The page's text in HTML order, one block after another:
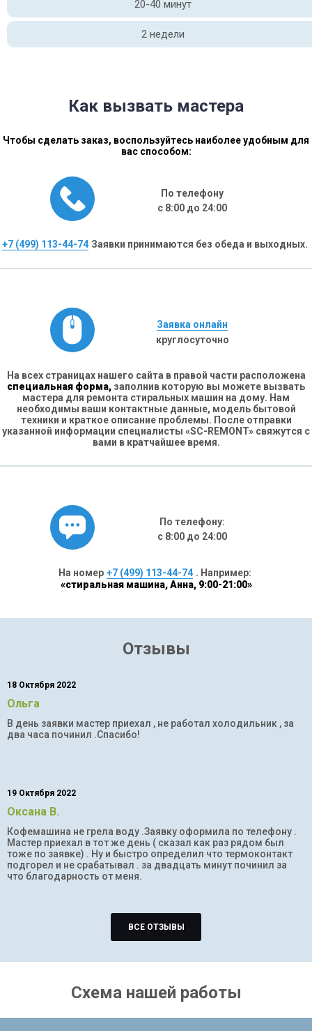
20-40 минут
2 недели
Как вызвать мастера
Чтобы сделать заказ, воспользуйтесь наиболее удобным для
вас способом:
По телефону
с 8:00 до 24:00
+7 (499) 113-44-74 Заявки принимаются без обеда и выходных.
Заявка онлайн
круглосуточно
На всех страницах нашего сайта в правой части расположена
специальная форма, заполнив которую вы можете вызвать
мастера для ремонта стиральных машин на дому. Нам
необходимы ваши контактные данные, модель бытовой
техники и краткое описание проблемы. После отправки
указанной информации специалисты «SC-REMONT» свяжутся с
вами в кратчайшее время.
По телефону:
с 8:00 до 24:00
На номер +7 (499) 113-44-74 . Например:
«стиральная машина, Анна, 9:00-21:00»
Отзывы
18 Октября 2022
Ольга
В день заявки мастер приехал , не работал холодильник , за
два часа починил .Спасибо!
19 Октября 2022
Оксана В.
Кофемашина не грела воду .Заявку оформила по телефону .
Мастер приехал в тот же день ( сказал как раз рядом был
тоже по заявке) . Ну и быстро определил что термоконтакт
подгорел и не срабатывал . за двадцать минут починил за
что благодарность от меня.
ВСЕ ОТЗЫВЫ
Схема нашей работы